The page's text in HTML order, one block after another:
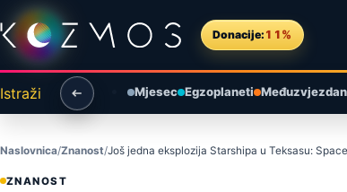
Preskoči na sadržaj
Donacije: 11%
Istraži Mjesec Egzoplaneti
Naslovnica Znanost Još jedna eksplozija Starshipa u Teksasu:
ZNANOST